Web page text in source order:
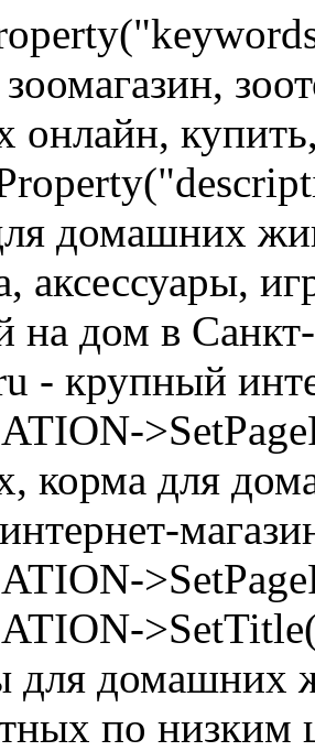
онлайн,
домашних
аксессуары,
на дом в
- крупный
корма для
домашних
по низким